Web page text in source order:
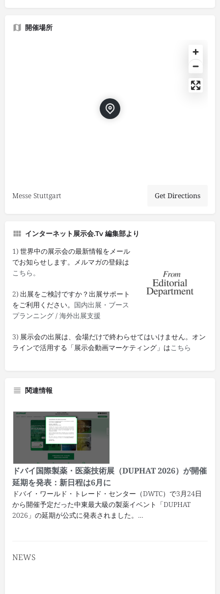
開催場所
Messe Stuttgart Get Directions
インターネット展示会.tv 編集部より
1) 世界中の展示会の最新情報をメール
でお知らせします。メルマガの登録は
こちら。
2) 出展をご検討ですか？出展サポート
をご利用ください。 国内出展・ブース
プランニング / 海外出展支援
3) 展示会の出展は、会場だけで終わらせてはいけません。オン
ラインで活用する「展示会動画マーケティング」はこちら
関連情報
ドバイ国際製薬・医薬技術展（DUPHAT 2026）が開催
延期を発表：新日程は6月に
ドバイ・ワールド・トレード・センター（DWTC）で3月24日
から開催予定だった中東最大級の製薬イベント「DUPHAT
2026」の延期が公式に発表されました。…
NEWS